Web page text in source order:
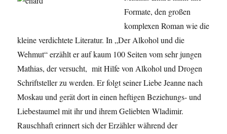
Formate, den großen
komplexen Roman wie die
kleine verdichtete Literatur. In „Der Alkohol und die
Wehmut“ erzählt er auf kaum 100 Seiten vom sehr jungen
Mathias, der versucht, mit Hilfe von Alkohol und Drogen
Schriftsteller zu werden. Er folgt seiner Liebe Jeanne nach
Moskau und gerät dort in einen heftigen Beziehungs- und
Liebestaumel mit ihr und ihrem Geliebten Wladimir.
Rauschhaft erinnert sich der Erzähler während der